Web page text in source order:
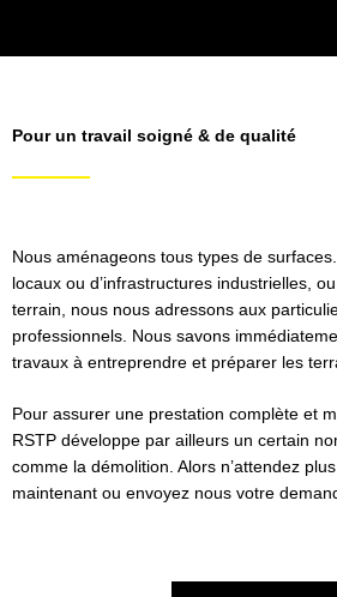
Pour un travail soigné & de qualité
Nous aménageons tous types de
locaux ou d’infrastructures industrielles,
terrain, nous nous adressons aux
professionnels. Nous savons
travaux à entreprendre et préparer les
Pour assurer une prestation complète et
RSTP développe par ailleurs un certain
comme la démolition. Alors n’attendez
maintenant ou envoyez nous votre